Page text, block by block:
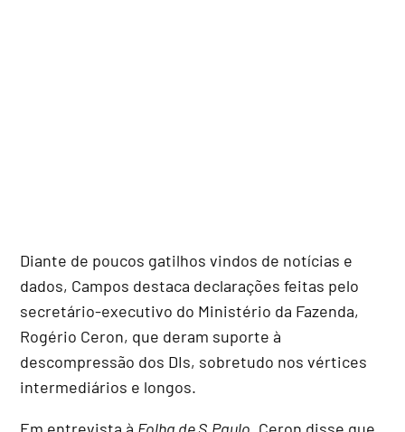
Diante de poucos gatilhos vindos de notícias e
dados, Campos destaca declarações feitas pelo
secretário-executivo do Ministério da Fazenda,
Rogério Ceron, que deram suporte à
descompressão dos DIs, sobretudo nos vértices
intermediários e longos.